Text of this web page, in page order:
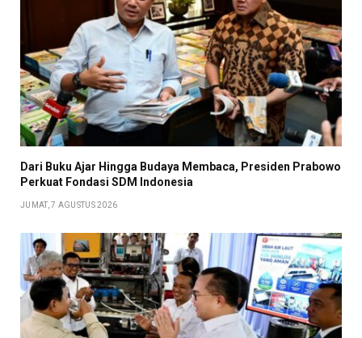
Dari Buku Ajar Hingga Budaya Membaca, Presiden Prabowo
Perkuat Fondasi SDM Indonesia
JUMAT, 7 AGUSTUS 2026